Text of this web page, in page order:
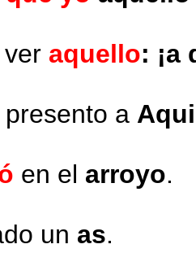
aquello: ¡a
presento a
en el arroyo.
un as.